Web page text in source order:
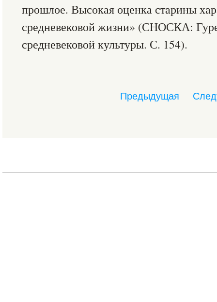
прошлое. Высокая оценка старины
средневековой жизни» (СНОСКА:
средневековой культуры. С. 154).
Предыдущая